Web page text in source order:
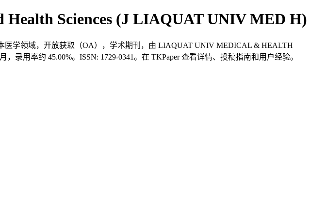
Sciences (J LIAQUAT UNIV MED H)
本医学领域，开放获取（OA），学术期刊，由 LIAQUAT UNIV MEDICAL & HEALTH
录用率约 45.00%。ISSN: 1729-0341。在 TKPaper 查看详情、投稿指南和用户经验。